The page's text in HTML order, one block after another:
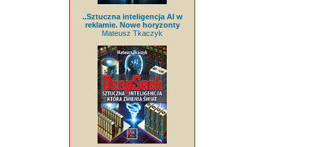
..Sztuczna inteligencja AI w
reklamie. Nowe horyzonty
Mateusz Tkaczyk